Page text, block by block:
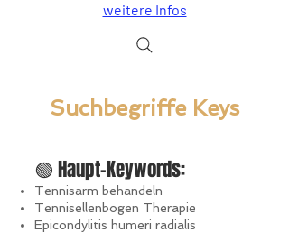
weitere Infos
Suchbegriffe Keys
🟢 Haupt-Keywords:
Tennisarm behandeln
Tennisellenbogen Therapie
Epicondylitis humeri radialis